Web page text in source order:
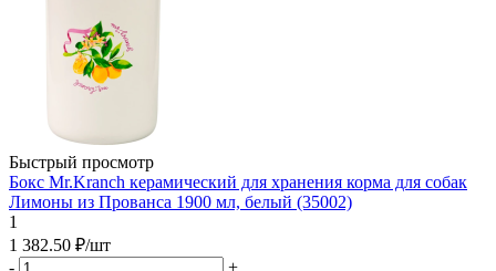
Быстрый просмотр
Бокс Mr.Kranch керамический для хранения корма для собак
Лимоны из Прованса 1900 мл, белый (35002)
1
1 382.50 ₽/шт
-
+